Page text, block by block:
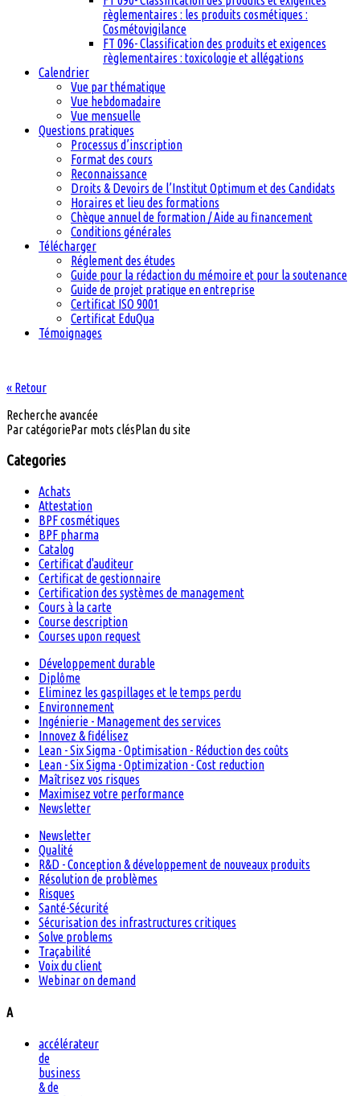
règlementaires : les produits cosmétiques :
Cosmétovigilance
FT 096- Classification des produits et exigences
règlementaires : toxicologie et allégations
Calendrier
Vue par thématique
Vue hebdomadaire
Vue mensuelle
Questions pratiques
Processus d’inscription
Format des cours
Reconnaissance
Droits & Devoirs de l’Institut Optimum et des Candidats
Horaires et lieu des formations
Chèque annuel de formation / Aide au financement
Conditions générales
Télécharger
Réglement des études
Guide pour la rédaction du mémoire et pour la soutenance
Guide de projet pratique en entreprise
Certificat ISO 9001
Certificat EduQua
Témoignages
« Retour
Recherche avancée
Par catégoriePar mots clésPlan du site
Categories
Achats
Attestation
BPF cosmétiques
BPF pharma
Catalog
Certificat d'auditeur
Certificat de gestionnaire
Certification des systèmes de management
Cours à la carte
Course description
Courses upon request
Développement durable
Diplôme
Eliminez les gaspillages et le temps perdu
Environnement
Ingénierie - Management des services
Innovez & fidélisez
Lean - Six Sigma - Optimisation - Réduction des coûts
Lean - Six Sigma - Optimization - Cost reduction
Maîtrisez vos risques
Maximisez votre performance
Newsletter
Newsletter
Qualité
R&D - Conception & développement de nouveaux produits
Résolution de problèmes
Risques
Santé-Sécurité
Sécurisation des infrastructures critiques
Solve problems
Traçabilité
Voix du client
Webinar on demand
A
accélérateur
de
business
& de